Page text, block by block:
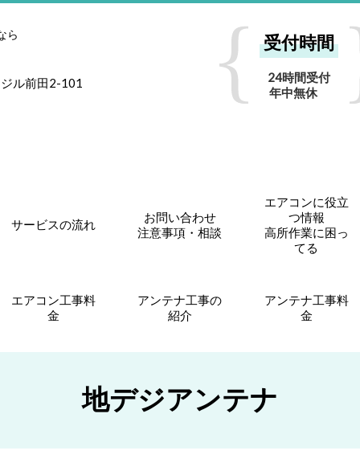
ら
ル前田2-101
受付時間
24時間受付
年中無休
サービスの流れ
お問い合わせ
注意事項・相談
エアコンに役立
つ情報
高所作業に困っ
てる
エアコン工事料
金
アンテナ工事の
紹介
アンテナ工事料
金
地デジアンテナ